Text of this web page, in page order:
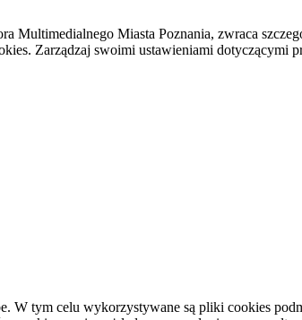
Multimedialnego Miasta Poznania, zwraca
Zarządzaj swoimi ustawieniami
W tym celu wykorzystywane są pliki cookies